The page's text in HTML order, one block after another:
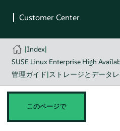
|Index|
SUSE Linux Enterprise High
管理ガイド|ストレージとデータ
このページで